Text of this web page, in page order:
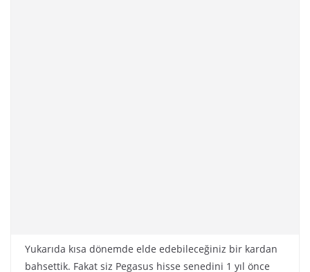
Yukarıda kısa dönemde elde edebileceğiniz bir kardan
bahsettik. Fakat siz Pegasus hisse senedini 1 yıl önce